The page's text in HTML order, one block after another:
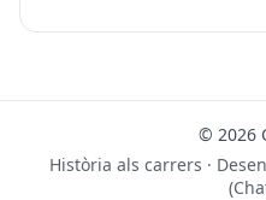
© 2026
Història als carrers ·